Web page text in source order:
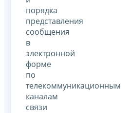
порядка
представления
сообщения
в
электронной
форме
по
телекоммуникационным
каналам
связи